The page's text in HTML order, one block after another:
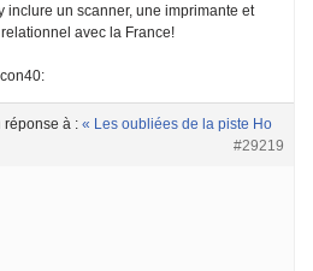
inclure un scanner, une imprimante et
avec la France!
réponse à : « Les oubliées de la piste Ho
#29219